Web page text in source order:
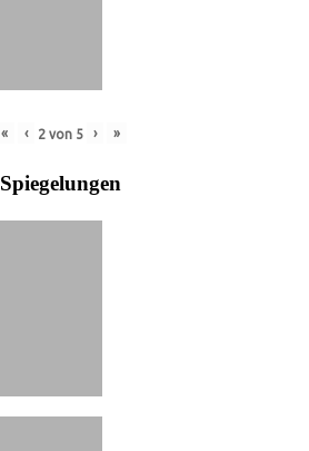
« ‹ 2von 5 › »
Spiegelungen